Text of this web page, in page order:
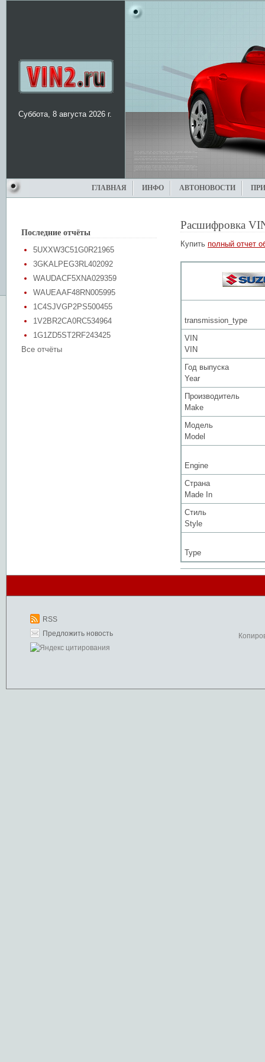
Суббота, 8 августа 2026 г.
ГЛАВНАЯ ИНФО АВТОНОВОСТИ
Последние отчёты
5UXXW3C51G0R21965
3GKALPEG3RL402092
WAUDACF5XNA029359
WAUEAAF48RN005995
1C4SJVGP2PS500455
1V2BR2CA0RC534964
1G1ZD5ST2RF243425
Все отчёты
Расшифровка
Купить полный отчет
transmission_type
VIN
VIN
Год выпуска
Year
Производитель
Make
Модель
Model
Engine
Страна
Made In
Стиль
Style
Type
RSS
Предложить новость